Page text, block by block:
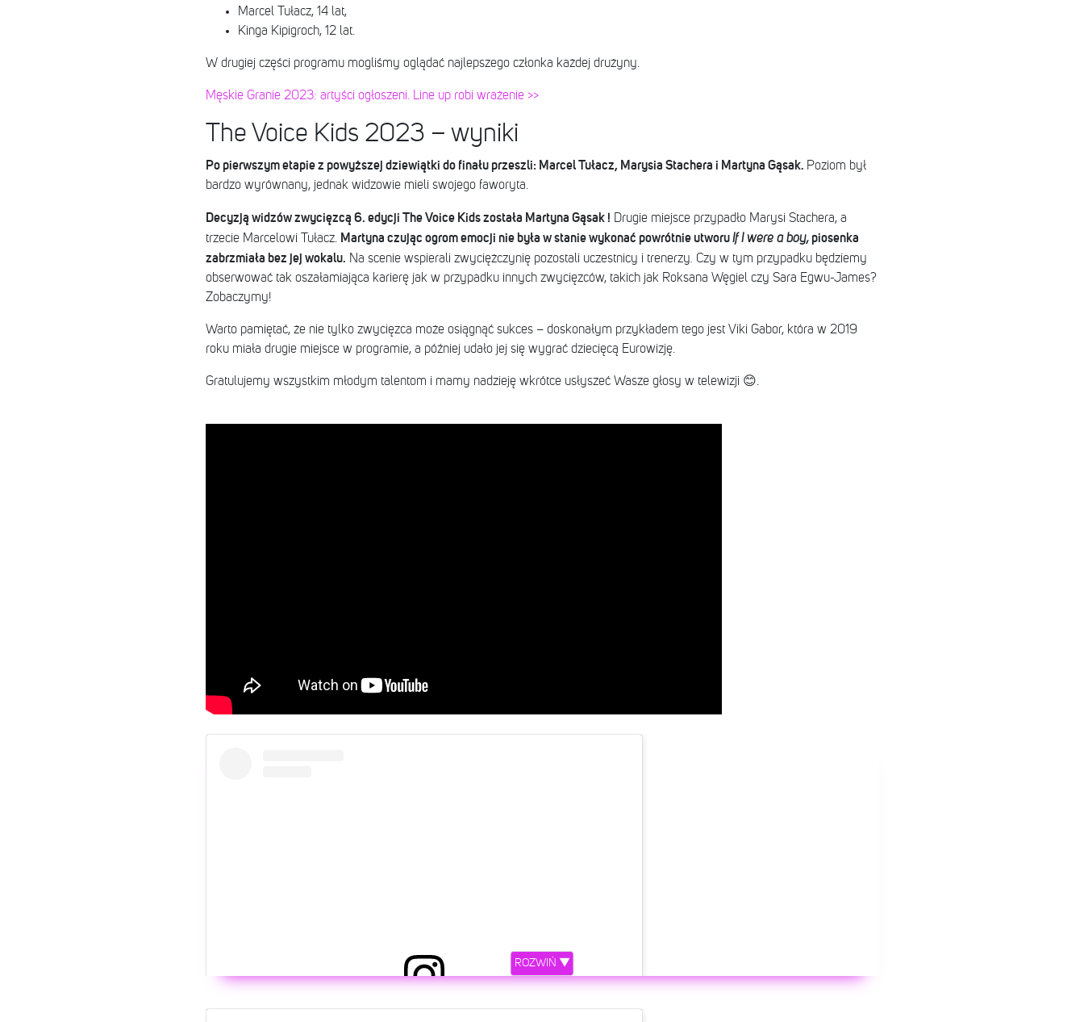
Marcel Tułacz, 14 lat,
Kinga Kipigroch, 12 lat.
W drugiej części programu mogliśmy oglądać najlepszego członka każdej drużyny.
Męskie Granie 2023: artyści ogłoszeni. Line up robi wrażenie >>
The Voice Kids 2023 – wyniki
Po pierwszym etapie z powyższej dziewiątki do finału przeszli: Marcel Tułacz, Marysia Stachera i Martyna Gąsak. Poziom był
bardzo wyrównany, jednak widzowie mieli swojego faworyta.
Decyzją widzów zwycięzcą 6. edycji The Voice Kids została Martyna Gąsak ! Drugie miejsce przypadło Marysi Stachera, a
trzecie Marcelowi Tułacz. Martyna czując ogrom emocji nie była w stanie wykonać powrótnie utworuIf I were a boy,piosenka
zabrzmiała bez jej wokalu. Na scenie wspierali zwyciężczynię pozostali uczestnicy i trenerzy. Czy w tym przypadku będziemy
obserwować tak oszałamiająca karierę jak w przypadku innych zwycięzców, takich jak Roksana Węgiel czy Sara Egwu-James?
Zobaczymy!
Warto pamiętać, że nie tylko zwycięzca może osiągnąć sukces – doskonałym przykładem tego jest Viki Gabor, która w 2019
roku miała drugie miejsce w programie, a później udało jej się wygrać dziecięcą Eurowizję.
Gratulujemy wszystkim młodym talentom i mamy nadzieję wkrótce usłyszeć Wasze głosy w telewizji 😊.
ROZWIŃ ▼